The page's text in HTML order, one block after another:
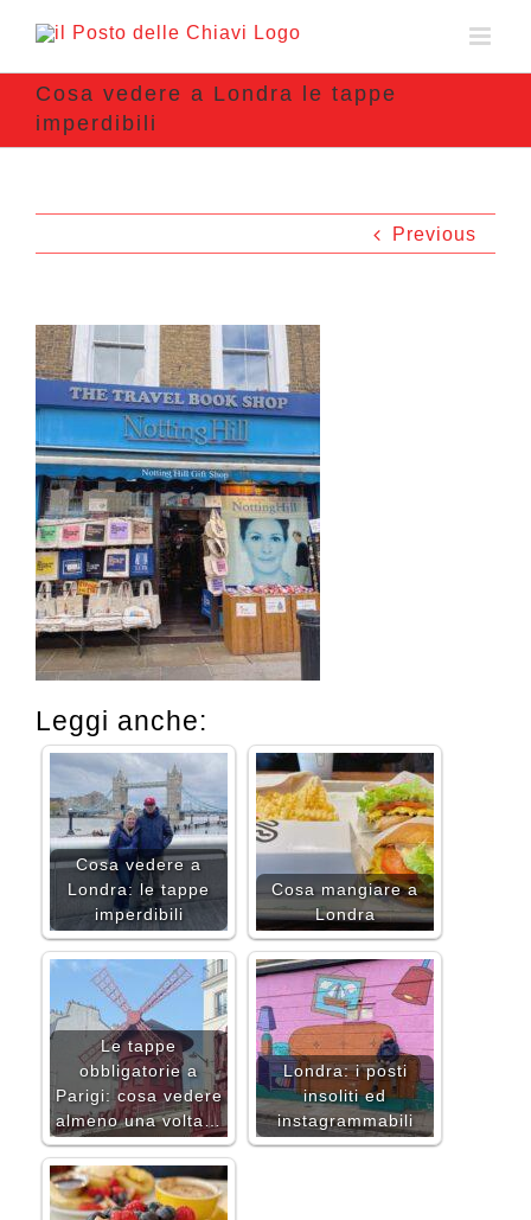
Cosa vedere a Londra le tappe
imperdibili
Previous
Leggi anche:
Cosa vedere a
Londra: le tappe
imperdibili
Cosa mangiare a
Londra
Le tappe
obbligatorie a
Parigi: cosa vedere
almeno una volta…
Londra: i posti
insoliti ed
instagrammabili